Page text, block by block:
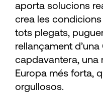
aporta solucions
crea les
tots plegats,
rellançament
capdavantera, una
Europa més forta,
orgullosos.